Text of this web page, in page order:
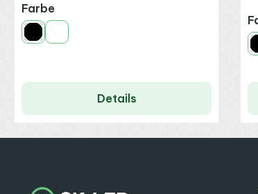
Farbeauswählen
Schwarz
Weiß
Details